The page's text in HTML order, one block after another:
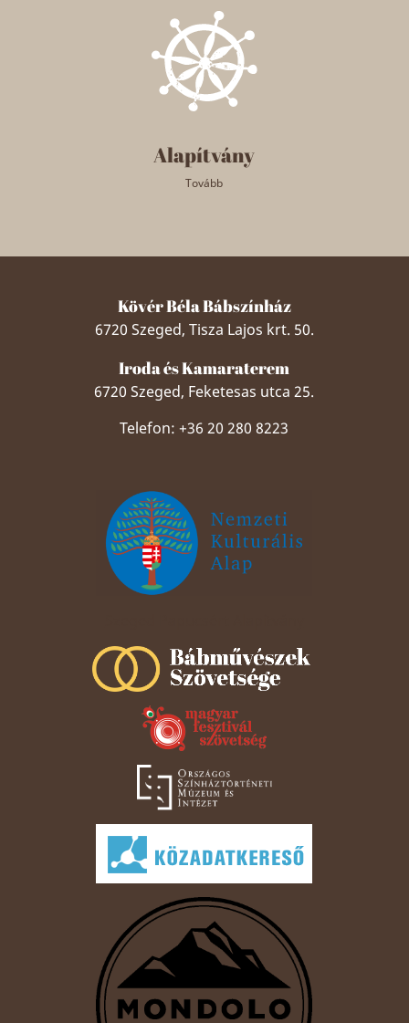
Alapítvány
Tovább
Kövér Béla Bábszínház
6720 Szeged, Tisza Lajos krt. 50.
Iroda és Kamaraterem
6720 Szeged, Feketesas utca 25.
Telefon: +36 20 280 8223